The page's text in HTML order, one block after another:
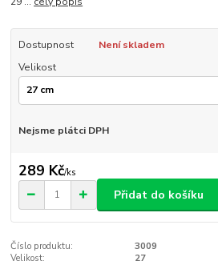
Dostupnost
Není skladem
Velikost
Nejsme plátci DPH
289 Kč/ks
Přidat do košíku
Číslo produktu:
3009
Velikost:
27